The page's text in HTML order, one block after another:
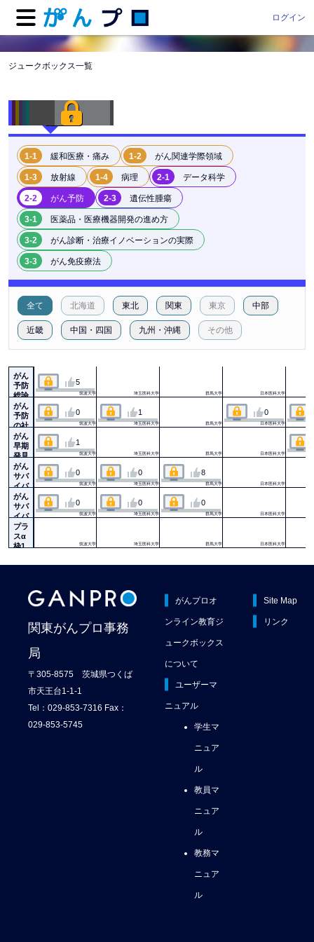
ログイン
ジュークボックス一覧
1-1 緩和医療・痛み 1-2 がん関連学際領域
1-3 放射線 1-4 病理 2-1 データ科学
2-2 がん予防 2-3 遺伝性腫瘍
3-1 医薬品・医療機器開発の進め方
3-2 がん診断・治療イノベーションの実際
3-3 がん免疫療法
全て 北海道 東北 関東 東京 中部
近畿 中国・四国 九州・沖縄 その他
がん
予防
総論
筑波大学
5
埼玉医科大学 群馬大学 日本医科大学
がん
予防
の社
会実
装
（０
次・
１次
予
防）
筑波大学
0
埼玉医科大学
1
群馬大学 日本医科大学
0
がん
早期
発見
（２
次予
防）
筑波大学
1
埼玉医科大学 群馬大学 日本医科大学
がん
サバ
イバ
ーの
ケア
１
（３
次予
防）
筑波大学
0
埼玉医科大学
0
群馬大学
8
日本医科大学
がん
サバ
イバ
ーの
ケア
２
次予
筑波大学
0
埼玉医科大学
0
群馬大学
0
日本医科大学
プラ
スα
枠1
筑波大学 埼玉医科大学 群馬大学 日本医科大学
関東がんプロ事務
局
〒305-8575 茨城県つくば
市天王台1-1-1
Tel：029-853-7316 Fax：
029-853-5745
がんプロオ
ンライン教育ジ
ュークボックス
について
ユーザーマ
ニュアル
学生マ
ニュア
ル
教員マ
ニュア
ル
教務マ
ニュア
ル
Site Map
リンク